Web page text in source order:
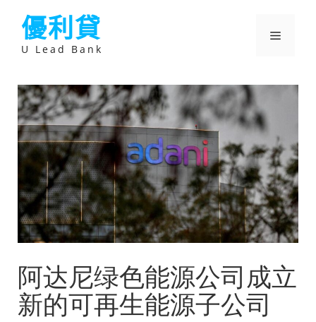
優利貸
U Lead Bank
選
阿达尼绿色能源公司成立
新的可再生能源子公司